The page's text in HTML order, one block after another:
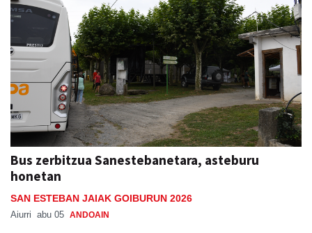
Bus zerbitzua Sanestebanetara, asteburu
honetan
SAN ESTEBAN JAIAK GOIBURUN 2026
Aiurri abu 05 ANDOAIN